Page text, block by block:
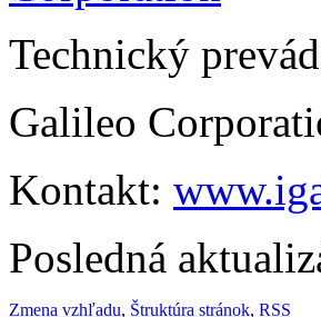
Technický
Galileo
Kontakt:
Posledná
Zmena vzhľadu, Štruktúra stránok, RSS